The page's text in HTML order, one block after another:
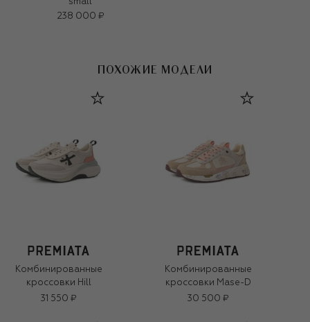
238 000 ₽
ПОХОЖИЕ МОДЕЛИ
Комбинированные
кроссовки Hill
31 550 ₽
Комбинированные
кроссовки Mase-D
30 500 ₽